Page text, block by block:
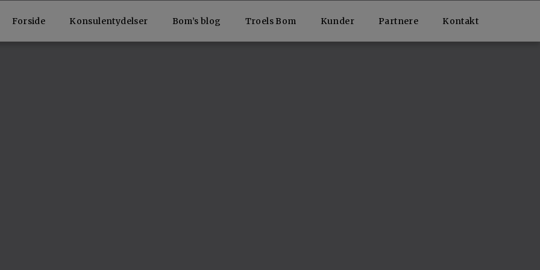
Forside Konsulentydelser Bom’s blog Troels Bom Kunder Partnere Kontakt